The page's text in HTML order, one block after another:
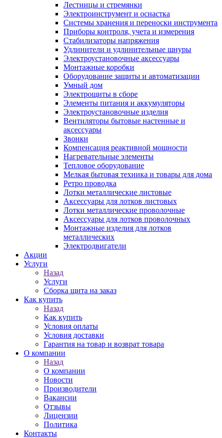
Лестницы и стремянки
Электроинструмент и оснастка
Системы хранения и переноски инструмента
Приборы контроля, учета и измерения
Стабилизаторы напряжения
Удлинители и удлинительные шнуры
Электроустановочные аксессуары
Монтажные коробки
Оборудование защиты и автоматизации
Умный дом
Электрощиты в сборе
Элементы питания и аккумуляторы
Электроустановочные изделия
Вентиляторы бытовые настенные и
аксессуары
Звонки
Компенсация реактивной мощности
Нагревательные элементы
Тепловое оборудование
Мелкая бытовая техника и товары для дома
Ретро проводка
Лотки металлические листовые
Аксессуары для лотков листовых
Лотки металлические проволочные
Аксессуары для лотков проволочных
Монтажные изделия для лотков
металлических
Электродвигатели
Акции
Услуги
Назад
Услуги
Сборка щита на заказ
Как купить
Назад
Как купить
Условия оплаты
Условия доставки
Гарантия на товар и возврат товара
О компании
Назад
О компании
Новости
Производители
Вакансии
Отзывы
Лицензии
Политика
Контакты